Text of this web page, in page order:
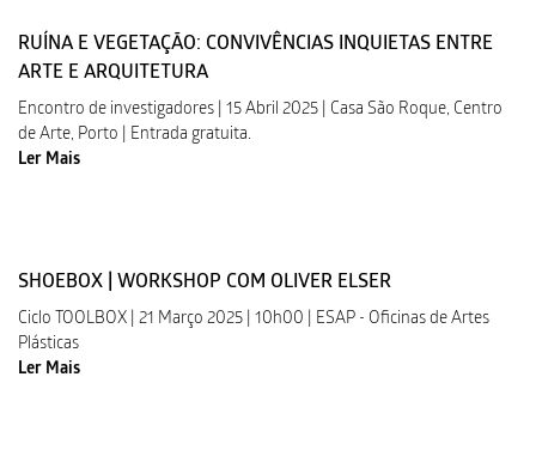
RUÍNA E VEGETAÇÃO: CONVIVÊNCIAS INQUIETAS ENTRE
ARTE E ARQUITETURA
Encontro de investigadores | 15 Abril 2025 | Casa São Roque, Centro
de Arte, Porto | Entrada gratuita.
Ler Mais
SHOEBOX | WORKSHOP COM OLIVER ELSER
Ciclo TOOLBOX | 21 Março 2025 | 10h00 | ESAP - Oficinas de Artes
Plásticas
Ler Mais